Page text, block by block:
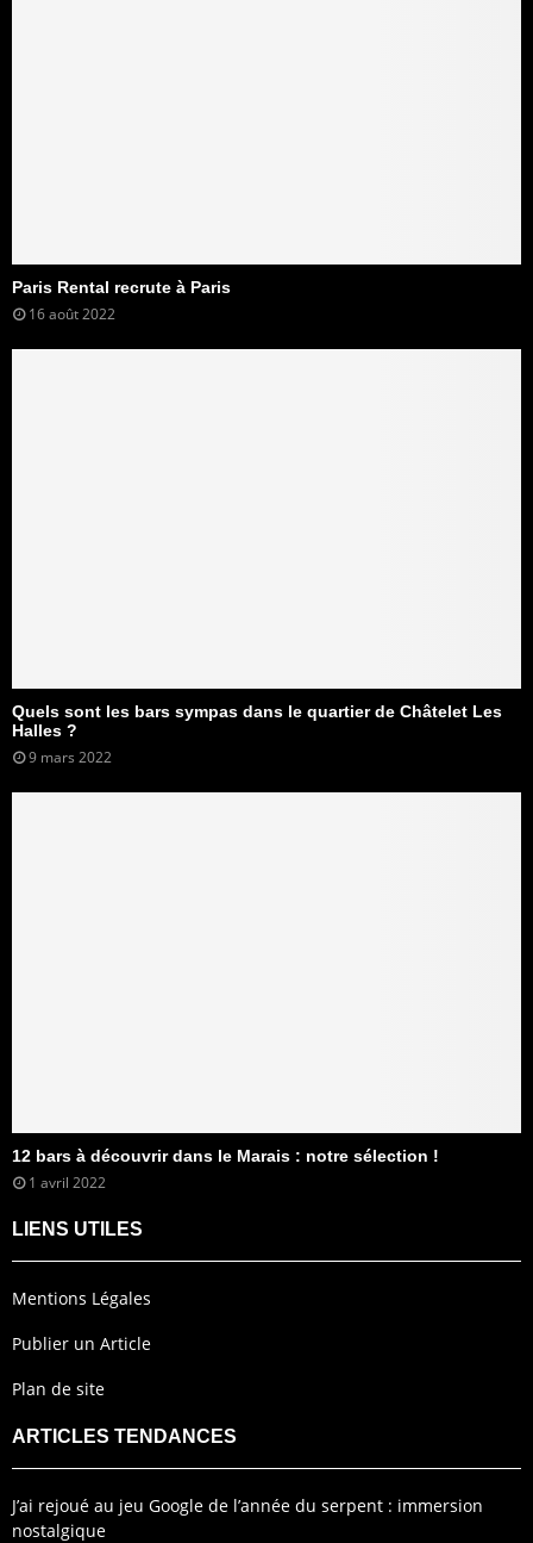
Paris Rental recrute à Paris
16 août 2022
Quels sont les bars sympas dans le quartier de Châtelet Les
Halles ?
9 mars 2022
12 bars à découvrir dans le Marais : notre sélection !
1 avril 2022
LIENS UTILES
Mentions Légales
Publier un Article
Plan de site
ARTICLES TENDANCES
J’ai rejoué au jeu Google de l’année du serpent : immersion
nostalgique